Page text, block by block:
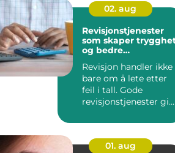
02. aug
Revisjonstjenester
som skaper
og bedre
Revisjon handler ikke
bare om å lete etter
feil i tall. Gode
revisjonstjenester gir
01. aug